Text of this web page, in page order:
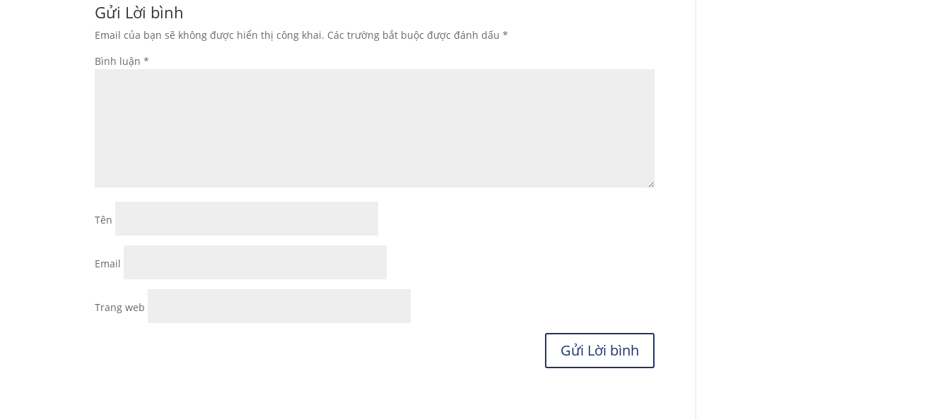
Gửi Lời bình
Email của bạn sẽ không được hiển thị công khai. Các trường bắt buộc được đánh dấu*
Bình luận*
Tên
Email
Trang web